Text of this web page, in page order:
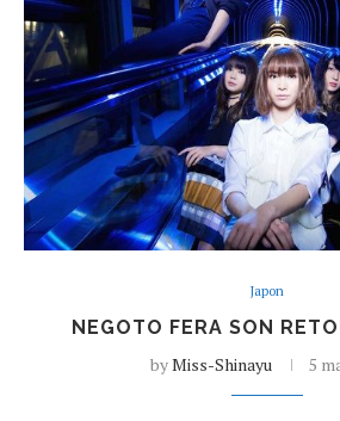
Japon
NEGOTO FERA SON
byMiss-Shinayu 5